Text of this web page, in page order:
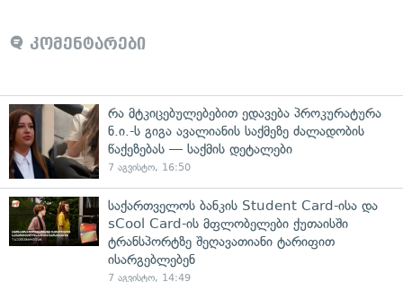
კომენტარები
რა მტკიცებულებებით ედავება პროკურატურა
ნ.ი.-ს გიგა ავალიანის საქმეზე ძალადობის
წაქეზებას — საქმის დეტალები
7 აგვისტო, 16:50
საქართველოს ბანკის Student Card-ისა და
sCool Card-ის მფლობელები ქუთაისში
ტრანსპორტზე შეღავათიანი ტარიფით
ისარგებლებენ
7 აგვისტო, 14:49